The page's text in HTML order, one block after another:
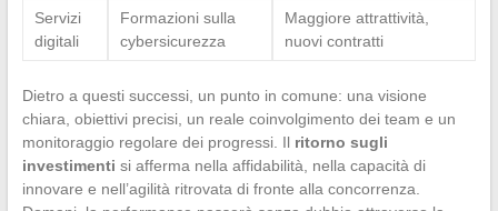
Servizi
digitali
Formazioni sulla
cybersicurezza
Maggiore attrattività,
nuovi contratti
Dietro a questi successi, un punto in comune: una visione
chiara, obiettivi precisi, un reale coinvolgimento dei team e un
monitoraggio regolare dei progressi. Il ritorno sugli
investimenti si afferma nella affidabilità, nella capacità di
innovare e nell’agilità ritrovata di fronte alla concorrenza.